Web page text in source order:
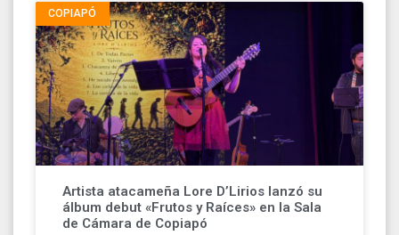
COPIAPÓ
Artista atacameña Lore D’Lirios lanzó su
álbum debut «Frutos y Raíces» en la Sala
de Cámara de Copiapó